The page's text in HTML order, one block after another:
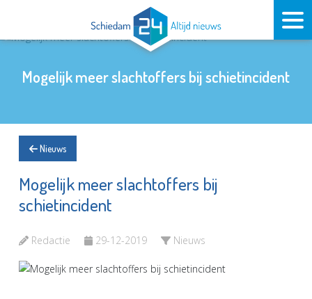
Mogelijk meer slachtoffers bij schietincident
Nieuws
Mogelijk meer slachtoffers bij
schietincident
Redactie 29-12-2019 Nieuws